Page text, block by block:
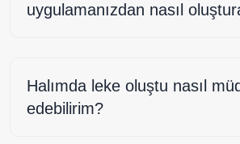
uygulamanızdan nasıl
Halımda leke oluştu nasıl
edebilirim?